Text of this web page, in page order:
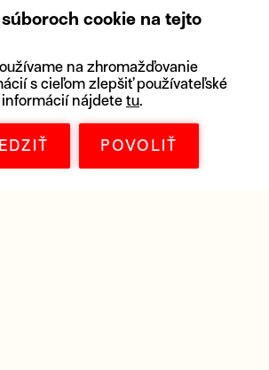
cookie na tejto
na zhromažďovanie
s cieľom zlepšiť používateľské
nájdete tu.
POVOLIŤ